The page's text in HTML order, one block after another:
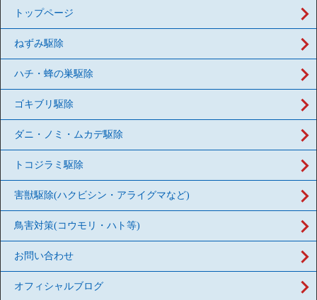
トップページ
ねずみ駆除
ハチ・蜂の巣駆除
ゴキブリ駆除
ダニ・ノミ・ムカデ駆除
トコジラミ駆除
害獣駆除(ハクビシン・アライグマなど)
鳥害対策(コウモリ・ハト等)
お問い合わせ
オフィシャルブログ